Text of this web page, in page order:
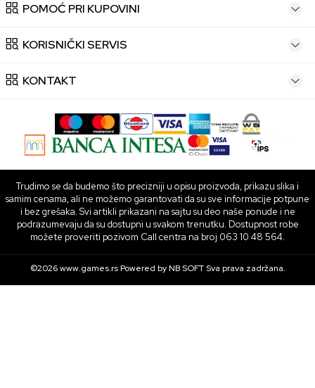
POMOĆ PRI KUPOVINI
KORISNIČKI SERVIS
KONTAKT
Trudimo se da budemo što precizniji u opisu proizvoda, prikazu slika i
samim cenama, ali ne možemo garantovati da su sve informacije potpune
i bez grešaka. Svi artikli prikazani na sajtu su deo naše ponude i ne
podrazumevaju da su dostupni u svakom trenutku. Dostupnost robe
možete proveriti pozivom Call centra na broj 063 10 48 564.
©2026www.games.rs Powered byNB SOFTSva prava zadržana.